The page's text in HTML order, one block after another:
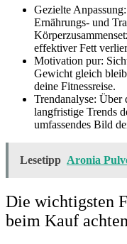
Gezielte
Ernährungs- und
effektiver Fett
Motivation pur:
Gewicht gleich
deine Fitnessreise.
Trendanalyse: Über
langfristige Trends
umfassendes Bild
Lesetipp Aronia
Die wichtigsten
beim Kauf